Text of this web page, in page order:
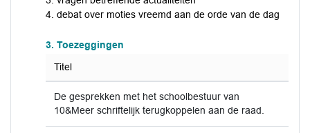
4. debat over moties vreemd aan de orde van de dag
3. Toezeggingen
Titel
De gesprekken met het schoolbestuur van
10&Meer schriftelijk terugkoppelen aan de raad.